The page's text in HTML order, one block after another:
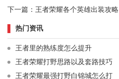
下一篇： 王者荣耀各个英雄出装攻略
热门资讯
王者里的熟练度怎么提升
王者荣耀打野思路以及套路技巧
王者荣耀最强打野白锦城怎么打